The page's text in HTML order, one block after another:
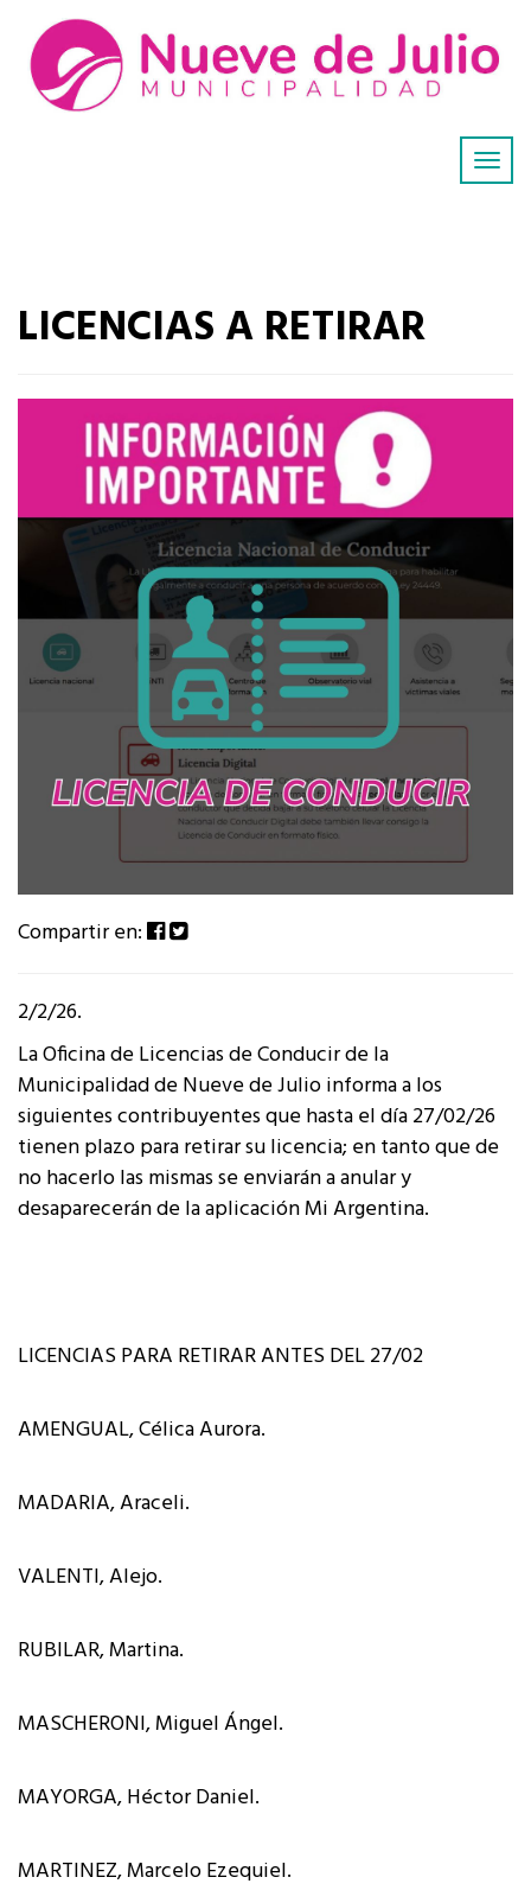
LICENCIAS A RETIRAR
Compartir en:
2/2/26.
La Oficina de Licencias de Conducir de la
Municipalidad de Nueve de Julio informa a los
siguientes contribuyentes que hasta el día 27/02/26
tienen plazo para retirar su licencia; en tanto que de
no hacerlo las mismas se enviarán a anular y
desaparecerán de la aplicación Mi Argentina.
LICENCIAS PARA RETIRAR ANTES DEL 27/02
AMENGUAL, Célica Aurora.
MADARIA, Araceli.
VALENTI, Alejo.
RUBILAR, Martina.
MASCHERONI, Miguel Ángel.
MAYORGA, Héctor Daniel.
MARTINEZ, Marcelo Ezequiel.